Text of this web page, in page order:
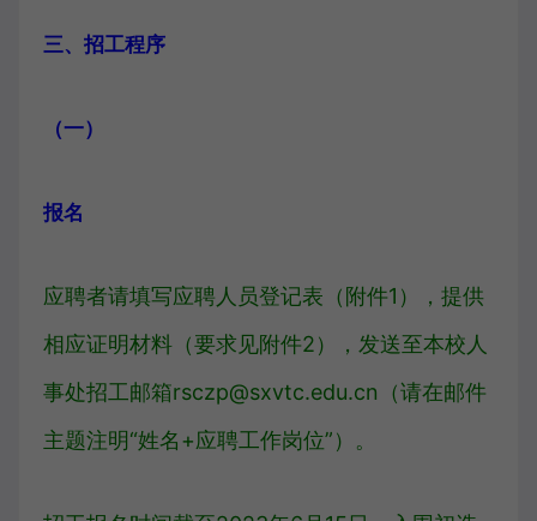
三、招工程序
（一）
报名
应聘者请填写应聘人员登记表（附件1），提供
相应证明材料（要求见附件2），发送至本校人
事处招工邮箱rsczp@sxvtc.edu.cn（请在邮件
主题注明“姓名+应聘工作岗位”）。